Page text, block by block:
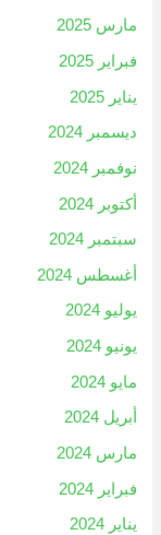
مارس 2025
فبراير 2025
يناير 2025
ديسمبر 2024
نوفمبر 2024
أكتوبر 2024
سبتمبر 2024
أغسطس 2024
يوليو 2024
يونيو 2024
مايو 2024
أبريل 2024
مارس 2024
فبراير 2024
يناير 2024